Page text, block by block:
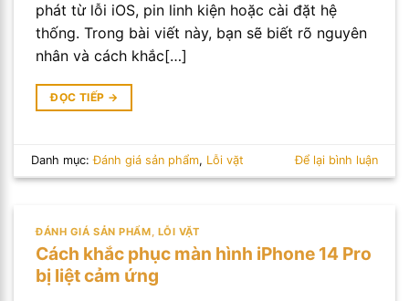
phát từ lỗi iOS, pin linh kiện hoặc cài đặt hệ
thống. Trong bài viết này, bạn sẽ biết rõ nguyên
nhân và cách khắc[…]
ĐỌC TIẾP →
Danh mục:Đánh giá sản phẩm, Lỗi vặt Để lại bình luận
ĐÁNH GIÁ SẢN PHẨM, LỖI VẶT
Cách khắc phục màn hình iPhone 14 Pro
bị liệt cảm ứng